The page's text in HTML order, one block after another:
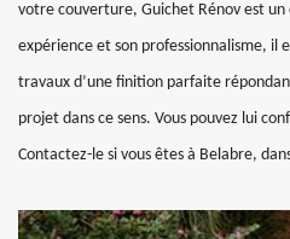
votre couverture, Guichet Rénov est un
expérience et son professionnalisme, il
travaux d’une finition parfaite
projet dans ce sens. Vous pouvez lui
Contactez-le si vous êtes à Belabre,